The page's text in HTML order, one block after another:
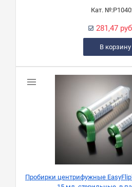
Кат. №:
281,47
В корзину
Пробирки центрифужные